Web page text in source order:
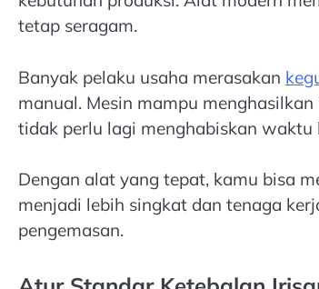
tetap seragam.
Banyak pelaku usaha merasakan
manual. Mesin mampu
tidak perlu lagi menghabiskan
Dengan alat yang tepat, kamu bisa
menjadi lebih singkat dan tenaga
pengemasan.